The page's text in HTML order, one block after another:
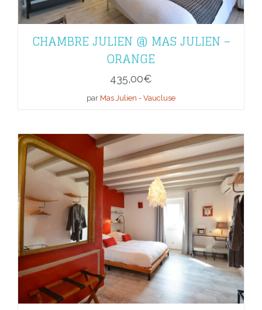
CHAMBRE JULIEN @ MAS JULIEN –
ORANGE
435,00€
par Mas Julien - Vaucluse